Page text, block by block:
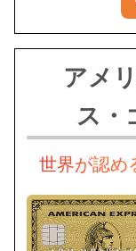
アメ
ス・
世界が認め